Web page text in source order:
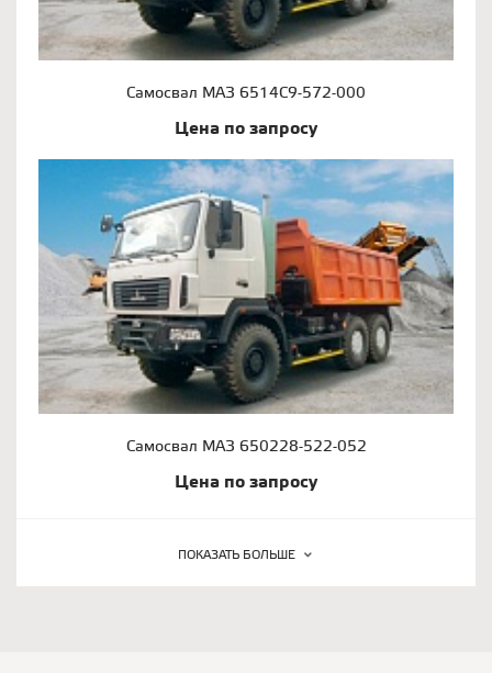
Самосвал МАЗ 6514С9-572-000
Цена по запросу
Самосвал МАЗ 650228-522-052
Цена по запросу
ПОКАЗАТЬ БОЛЬШЕ